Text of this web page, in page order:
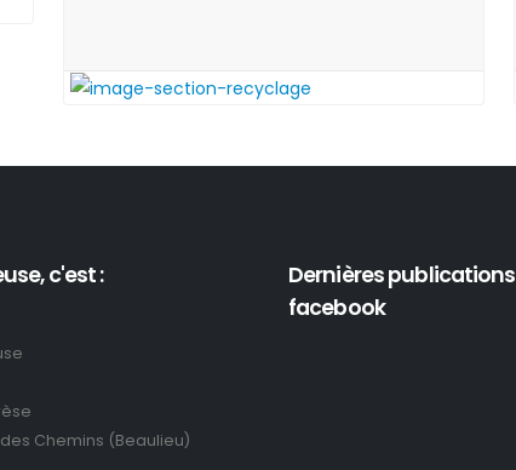
c'est :
Chemins (Beaulieu)
Dernières publications
facebook